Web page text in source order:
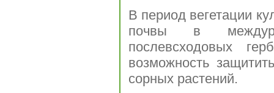
В период вегетации
почвы в
послевсходовых
возможность
сорных растений.